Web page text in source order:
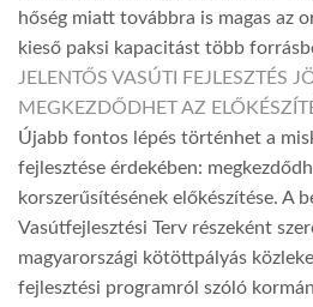
hőség miatt továbbra is magas az
kieső paksi kapacitást több
JELENTŐS VASÚTI FEJLESZTÉS
MEGKEZDŐDHET AZ
Újabb fontos lépés történhet a
fejlesztése érdekében:
korszerűsítésének előkészítése. A
Vasútfejlesztési Terv részeként
magyarországi kötöttpályás
fejlesztési programról szóló